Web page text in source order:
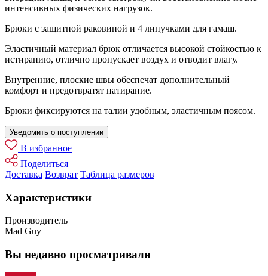
интенсивных физических нагрузок.
Брюки с защитной раковиной и 4 липучками для гамаш.
Эластичный материал брюк отличается высокой стойкостью к
истиранию, отлично пропускает воздух и отводит влагу.
Внутренние, плоские швы обеспечат дополнительный
комфорт и предотвратят натирание.
Брюки фиксируются на талии удобным, эластичным поясом.
Уведомить о поступлении
В избранное
Поделиться
Доставка Возврат Таблица размеров
Характеристики
Производитель
Mad Guy
Вы недавно просматривали